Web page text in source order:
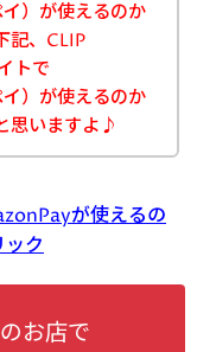
）が使えるのか
記、CLIP
トで
）が使えるのか
思いますよ♪
が使えるの
ク
お店で